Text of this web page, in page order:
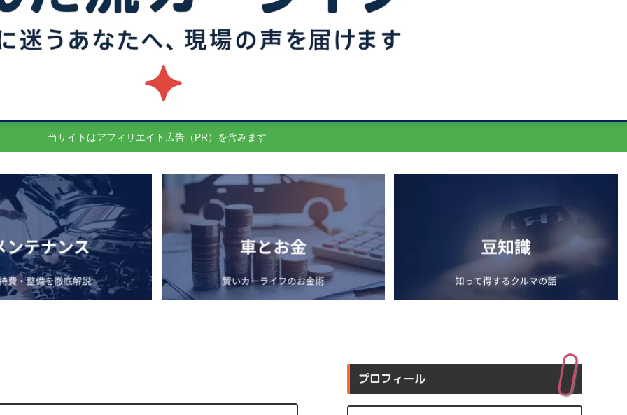
当サイトはアフィリエイト広告（PR）を含みます
プロフィール